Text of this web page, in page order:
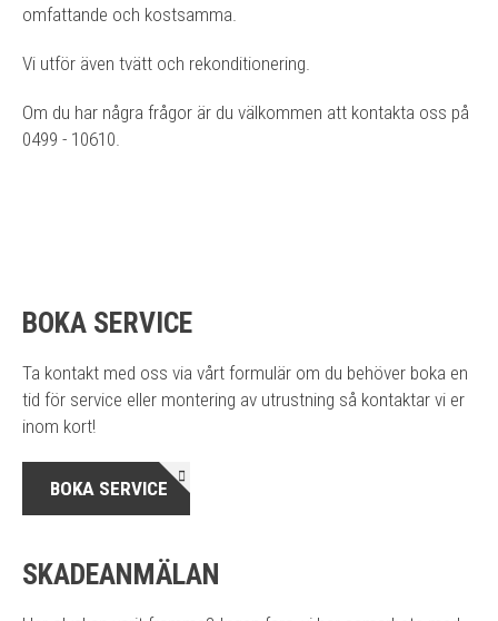
omfattande och kostsamma.
Vi utför även tvätt och rekonditionering.
Om du har några frågor är du välkommen att kontakta oss på
0499 - 10610.
BOKA SERVICE
Ta kontakt med oss via vårt formulär om du behöver boka en
tid för service eller montering av utrustning så kontaktar vi er
inom kort!
BOKA SERVICE
SKADEANMÄLAN